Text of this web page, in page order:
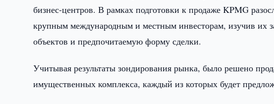
бизнес-центров. В рамках подготовки к продаже KPMG
крупным международным и местным инвесторам, изучив их
объектов и предпочитаемую форму сделки.
Учитывая результаты зондирования рынка, было решено
имущественных комплекса, каждый из которых будет